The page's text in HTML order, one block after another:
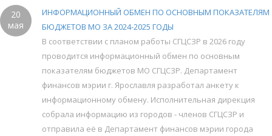
20
мая
ИНФОРМАЦИОННЫЙ ОБМЕН ПО ОСНОВНЫМ ПОКАЗАТЕЛЯМ
БЮДЖЕТОВ МО ЗА 2024-2025 ГОДЫ
В соответствии с планом работы СГЦСЗР в 2026 году
проводится информационный обмен по основным
показателям бюджетов МО СГЦСЗР. Департамент
финансов мэрии г. Ярославля разработал анкету к
информационному обмену. Исполнительная дирекция
собрала информацию из городов - членов СГЦСЗР и
отправила её в Департамент финансов мэрии города